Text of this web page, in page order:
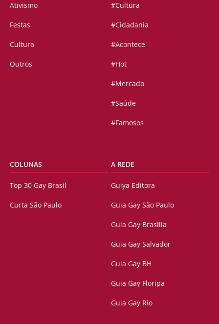
Ativismo
Festas
Cultura
Outros
#Cultura
#Cidadania
#Acontece
#Hot
#Mercado
#Saúde
#Famosos
COLUNAS
Top 30 Gay Brasil
Curta São Paulo
A REDE
Guiya Editora
Guia Gay São Paulo
Guia Gay Brasilia
Guia Gay Salvador
Guia Gay BH
Guia Gay Floripa
Guia Gay Rio